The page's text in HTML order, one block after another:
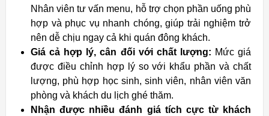
Nhân viên tư vấn menu, hỗ trợ chọn phần uống phù
hợp và phục vụ nhanh chóng, giúp trải nghiệm trở
nên dễ chịu ngay cả khi quán đông khách.
Giá cả hợp lý, cân đối với chất lượng: Mức giá
được điều chỉnh hợp lý so với khẩu phần và chất
lượng, phù hợp học sinh, sinh viên, nhân viên văn
phòng và khách du lịch ghé thăm.
Nhận được nhiều đánh giá tích cực từ khách